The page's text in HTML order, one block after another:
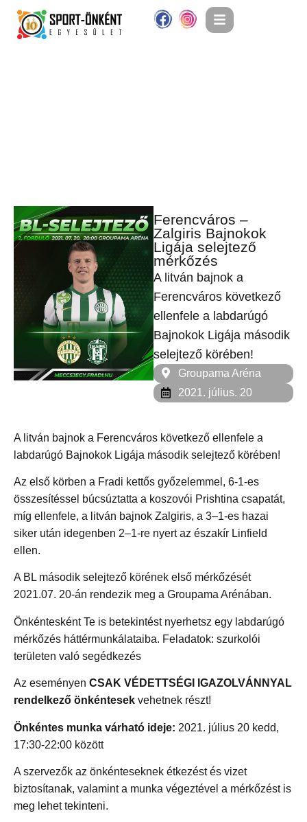
Ferencváros –
Zalgiris Bajnokok
Ligája selejtező
mérkőzés
A litván bajnok a
Ferencváros következő
ellenfele a labdarúgó
Bajnokok Ligája második
selejtező körében!
Groupama Aréna
2021. július. 20
A litván bajnok a Ferencváros következő ellenfele a
labdarúgó Bajnokok Ligája második selejtező körében!
Az első körben a Fradi kettős győzelemmel, 6-1-es
összesítéssel búcsúztatta a koszovói Prishtina csapatát,
míg ellenfele, a litván bajnok Zalgiris, a 3–1-es hazai
siker után idegenben 2–1-re nyert az északír Linfield
ellen.
A BL második selejtező körének első mérkőzését
2021.07. 20-án rendezik meg a Groupama Arénában.
Önkéntesként Te is betekintést nyerhetsz egy labdarúgó
mérkőzés háttérmunkálataiba. Feladatok: szurkolói
területen való segédkezés
Az eseményen CSAK VÉDETTSÉGI IGAZOLVÁNNYAL
rendelkező önkéntesek vehetnek részt!
Önkéntes munka várható ideje: 2021. július 20 kedd,
17:30-22:00 között
A szervezők az önkénteseknek étkezést és vizet
biztosítanak, valamint a munka végeztével a mérkőzést is
meg lehet tekinteni.